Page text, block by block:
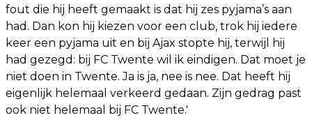
fout die hij heeft gemaakt is dat hij zes pyjama’s aan
had. Dan kon hij kiezen voor een club, trok hij iedere
keer een pyjama uit en bij Ajax stopte hij, terwijl hij
had gezegd: bij FC Twente wil ik eindigen. Dat moet je
niet doen in Twente. Ja is ja, nee is nee. Dat heeft hij
eigenlijk helemaal verkeerd gedaan. Zijn gedrag past
ook niet helemaal bij FC Twente.'